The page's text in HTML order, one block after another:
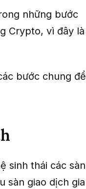
những bước
Crypto, vì đây là
bước chung để
sinh thái các sàn
sàn giao dịch gia